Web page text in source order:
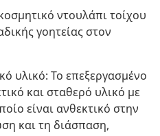
ντουλάπι τοίχου
γοητείας στον
υλικό: Το επεξεργασμένο
και σταθερό υλικό με
είναι ανθεκτικό στην
και τη διάσπαση,